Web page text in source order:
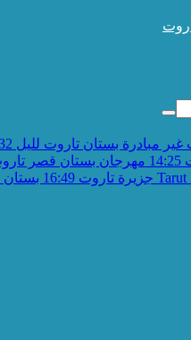
مبادرة بستان تاروت لليل
14:25 مهرجان بستان قصر
16:49 بستان